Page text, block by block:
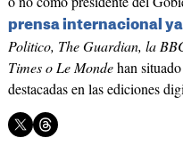
prensa internacional
Politico, The Guardian, la
Times o Le Mondehan
destacadas en las ediciones